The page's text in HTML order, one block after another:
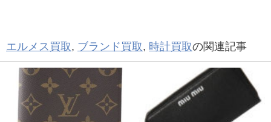
エルメス買取 ブランド買取 時計買取の関連記事